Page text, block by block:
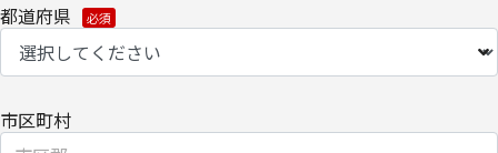
必要な個人情報の提供をご希望されない場合、当社からの各種情
報/サービスをお届けできなくなる場合がございます。
【個人情報の開示/訂正/削除に関して】
ご提供いただきました個人情報の開示/訂正/削除などを希望される
都道府県
市区町村